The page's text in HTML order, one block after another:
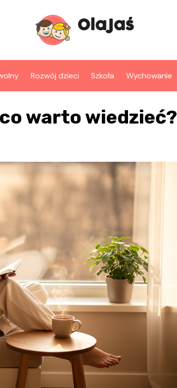
Rozwój dzieci Szkoła Wychowanie
warto wiedzieć?